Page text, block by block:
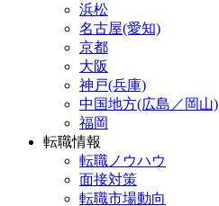
浜松
名古屋(愛知)
京都
大阪
神戸(兵庫)
中国地方(広島／岡山)
福岡
転職情報
転職ノウハウ
面接対策
転職市場動向